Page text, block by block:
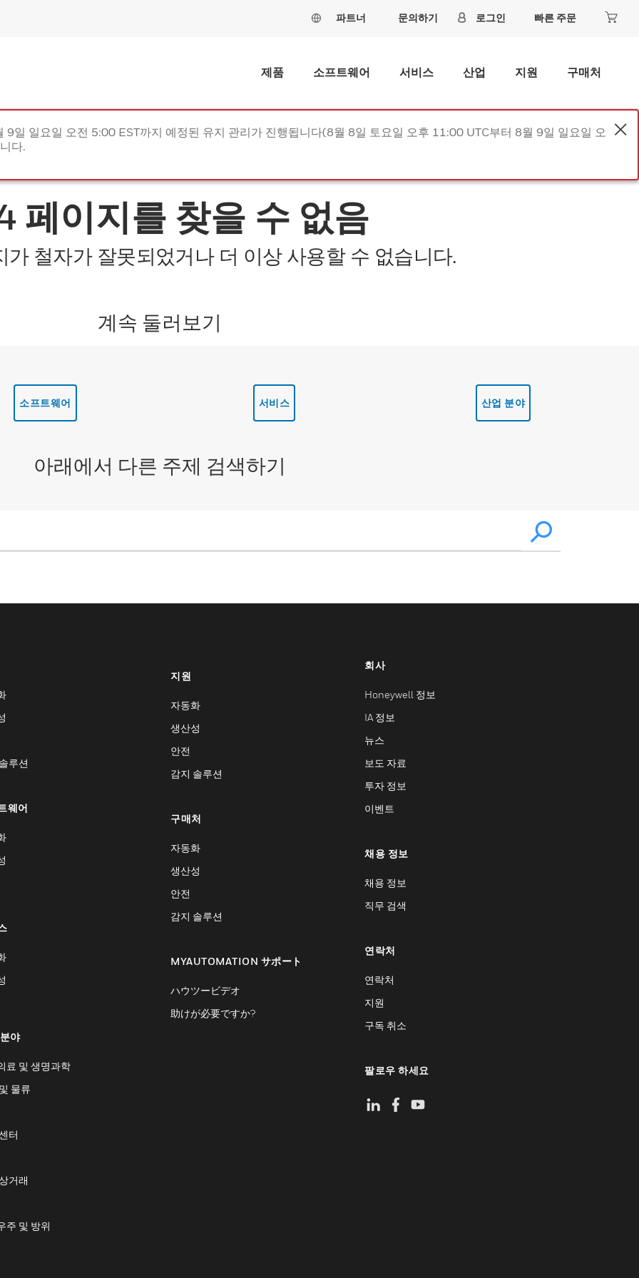
파트너 문의하기 로그인 빠른 주문
제품 소프트웨어 서비스 산업 지원 구매처
일 일요일 오전 5:00 EST까지 예정된 유지 관리가 진행됩니다(8월 8일 토요일 오후 11:00 UTC부터 8월 9일 일요일 오
다.
페이지를 찾을 수 없음
가 철자가 잘못되었거나 더 이상 사용할 수 없습니다.
계속 둘러보기
소프트웨어 서비스 산업 분야
아래에서 다른 주제 검색하기
루션
웨어
야
료 및 생명과학
물류
터
거래
주 및 방위
지원
자동화
생산성
안전
감지 솔루션
구매처
자동화
생산성
안전
감지 솔루션
MYAUTOMATION サポート
ハウツービデオ
助けが必要ですか?
회사
Honeywell 정보
IA 정보
뉴스
보도 자료
투자 정보
이벤트
채용 정보
채용 정보
직무 검색
연락처
연락처
지원
구독 취소
팔로우 하세요